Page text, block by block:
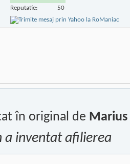
Reputatie: 50
în original de Marius
a inventat afilierea